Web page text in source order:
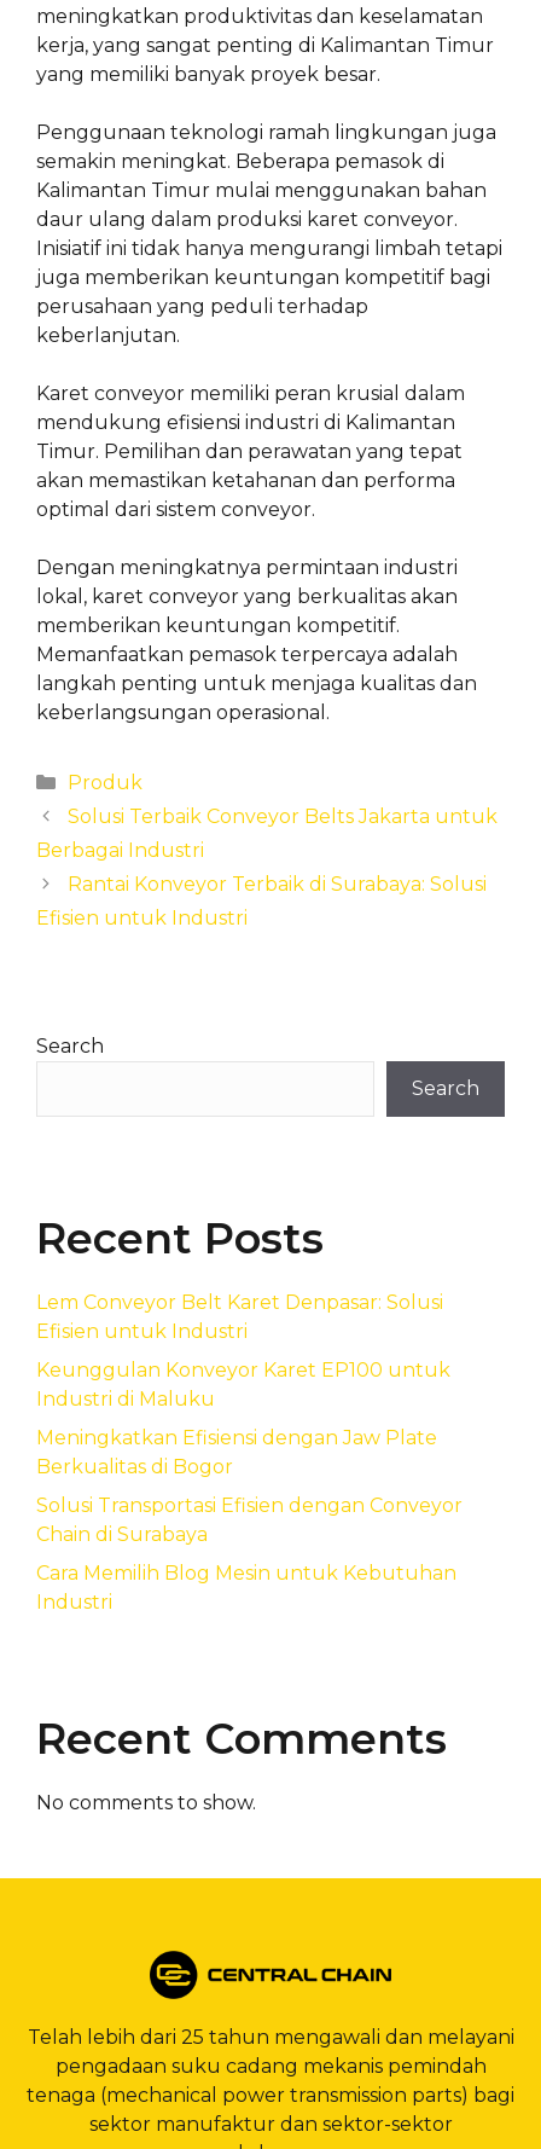
meningkatkan produktivitas dan keselamatan
kerja, yang sangat penting di Kalimantan Timur
yang memiliki banyak proyek besar.
Penggunaan teknologi ramah lingkungan juga
semakin meningkat. Beberapa pemasok di
Kalimantan Timur mulai menggunakan bahan
daur ulang dalam produksi karet conveyor.
Inisiatif ini tidak hanya mengurangi limbah tetapi
juga memberikan keuntungan kompetitif bagi
perusahaan yang peduli terhadap
keberlanjutan.
Karet conveyor memiliki peran krusial dalam
mendukung efisiensi industri di Kalimantan
Timur. Pemilihan dan perawatan yang tepat
akan memastikan ketahanan dan performa
optimal dari sistem conveyor.
Dengan meningkatnya permintaan industri
lokal, karet conveyor yang berkualitas akan
memberikan keuntungan kompetitif.
Memanfaatkan pemasok terpercaya adalah
langkah penting untuk menjaga kualitas dan
keberlangsungan operasional.
Categories
Produk
Solusi Terbaik Conveyor Belts Jakarta untuk
Berbagai Industri
Rantai Konveyor Terbaik di Surabaya: Solusi
Efisien untuk Industri
Search
Search
Recent Posts
Lem Conveyor Belt Karet Denpasar: Solusi
Efisien untuk Industri
Keunggulan Konveyor Karet EP100 untuk
Industri di Maluku
Meningkatkan Efisiensi dengan Jaw Plate
Berkualitas di Bogor
Solusi Transportasi Efisien dengan Conveyor
Chain di Surabaya
Cara Memilih Blog Mesin untuk Kebutuhan
Industri
Recent Comments
No comments to show.
Telah lebih dari 25 tahun mengawali dan melayani
pengadaan suku cadang mekanis pemindah
tenaga (mechanical power transmission parts) bagi
sektor manufaktur dan sektor-sektor